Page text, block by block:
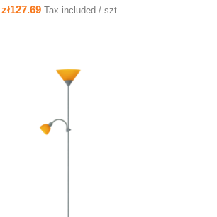
zł127.69 Tax included / szt
QUICK VIEW